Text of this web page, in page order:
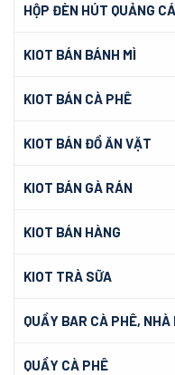
HỘP ĐÈN HÚT QUẢNG
KIOT BÁN BÁNH MÌ
KIOT BÁN CÀ PHÊ
KIOT BÁN ĐỒ ĂN VẶT
KIOT BÁN GÀ RÁN
KIOT BÁN HÀNG
KIOT TRÀ SỮA
QUẦY BAR CÀ PHÊ, NHÀ
QUẦY CÀ PHÊ